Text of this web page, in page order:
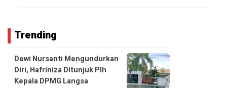
Trending
Dewi Nursanti Mengundurkan
Diri, Hafriniza Ditunjuk Plh
Kepala DPMG Langsa